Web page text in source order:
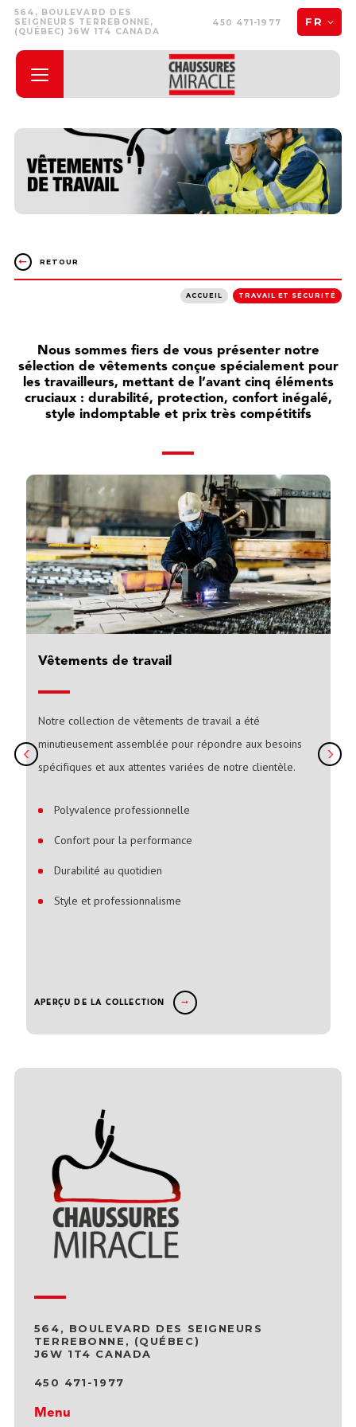
564, BOULEVARD DES
SEIGNEURS TERREBONNE,
(QUÉBEC) J6W 1T4 CANADA
450 471-1977 FR
RETOUR
ACCUEIL TRAVAIL ET SÉCURITÉ
Nous sommes fiers de vous présenter notre
sélection de vêtements conçue spécialement pour
les travailleurs, mettant de l’avant cinq éléments
cruciaux : durabilité, protection, confort inégalé,
style indomptable et prix très compétitifs
Vêtements de travail
Notre collection de vêtements de travail a été
minutieusement assemblée pour répondre aux besoins
spécifiques et aux attentes variées de notre clientèle.
Polyvalence professionnelle
Confort pour la performance
Durabilité au quotidien
Style et professionnalisme
APERÇU DE LA COLLECTION
564, BOULEVARD DES SEIGNEURS
TERREBONNE, (QUÉBEC)
J6W 1T4 CANADA
450 471-1977
Menu